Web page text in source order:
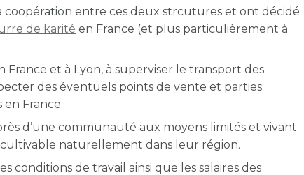
coopération entre ces deux strcutures et ont décidé
de karité en France (et plus particulièrement à
et à Lyon, à superviser le transport des
des éventuels points de vente et parties
France.
d’une communauté aux moyens limités et vivant
naturellement dans leur région.
conditions de travail ainsi que les salaires des